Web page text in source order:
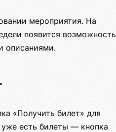
мероприятия. На
появится возможность
описаниями.
«Получить билет» для
уже есть билеты — кнопка